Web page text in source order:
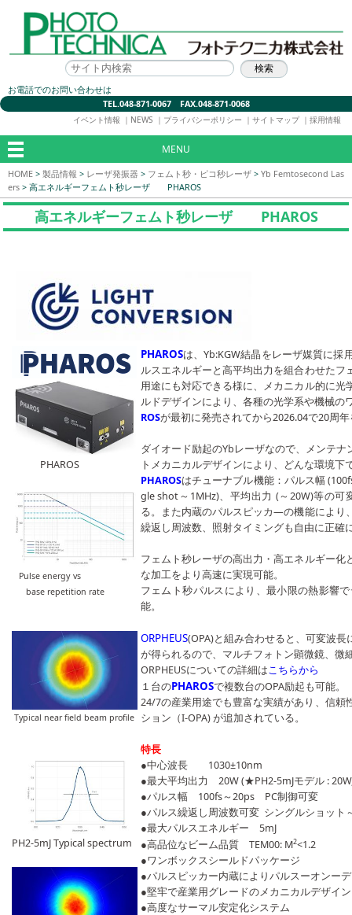
お電話でのお問い合わせは
TEL.048-871-0067 FAX.048-871-0068
イベント情報 ｜ NEWS ｜ プライバシーポリシー ｜ サイトマップ ｜ 採用情報
MENU
HOME > 製品情報 > レーザ発振器 > フェムト秒・ピコ秒レーザ > Yb Femtosecond Las
ers > 高エネルギーフェムト秒レーザ PHAROS
高エネルギーフェムト秒レーザ PHAROS
PHAROS
Pulse energy vs
base repetition rate
Typical near field beam profile
PH2-5mJ Typical spectrum
PHAROSは、Yb:KGW結晶をレーザ媒質に採
ルスエネルギーと高平均出力を組合わせた
用途にも対応できる様に、メカニカル的に
ルドデザインにより、各種の光学系や機械
ROSが最初に発売されてから2026.04で20周
ダイオード励起のYbレーザなので、メンテ
トメカニカルデザインにより、どんな環境下
PHAROSはチューナブル機能：パルス幅
gle shot～1MHz)、平均出力 (～20W)等の
る。また内蔵のパルスピッカ―の機能により
繰返し周波数、照射タイミングも自由に正確
フェムト秒レーザの高出力・高エネルギー
な加工をより高速に実現可能。
フェムト秒パルスにより、最小限の熱影響
能。
ORPHEUS(OPA)と組み合わせると、可変波
が得られるので、マルチフォトン顕微鏡、微
ORPHEUSについての詳細はこちらから
１台のPHAROSで複数台のOPA励起も可能。
24/7の産業用途でも豊富な実績があり、信
ション（I-OPA) が追加されている。
特長
●中心波長 1030±10nm
●最大平均出力 20W (★PH2-5mJモデル :
●パルス幅 100fs～20ps PC制御可変
●パルス繰返し周波数可変 シングルショット
●最大パルスエネルギー 5mJ
●高品位なビーム品質 TEM00: M2<1.2
●ワンボックスシールドパッケージ
●パルスピッカー内蔵によりパルスーオンー
●堅牢で産業用グレードのメカニカルデザイン
●高度なサーマル安定化システム